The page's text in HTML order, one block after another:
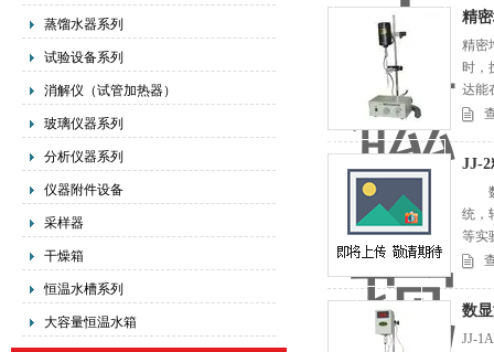
蒸馏水器系列
试验设备系列
消解仪（试管加热器）
玻璃仪器系列
分析仪器系列
仪器附件设备
采样器
干燥箱
恒温水槽系列
大容量恒温水箱
精
精密
时，
达能
是石
JJ-
数
统，
等实
数
JJ-